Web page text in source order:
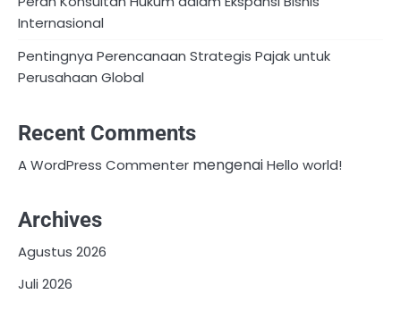
Internasional
Pentingnya Perencanaan Strategis Pajak untuk
Perusahaan Global
Recent Comments
A WordPress Commenter mengenaiHello world!
Archives
Agustus 2026
Juli 2026